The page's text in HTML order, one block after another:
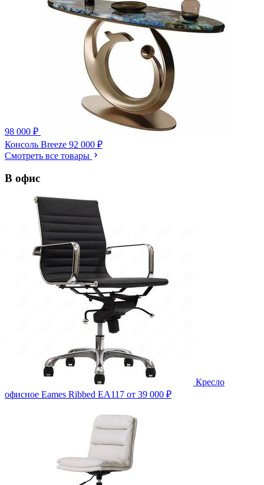
98 000 ₽
Консоль Breeze 92 000 ₽
Смотреть все товары
В офис
Кресло
офисное Eames Ribbed EA117 от 39 000 ₽